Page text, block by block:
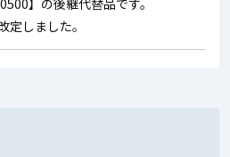
】の後継代替品です。
しました。